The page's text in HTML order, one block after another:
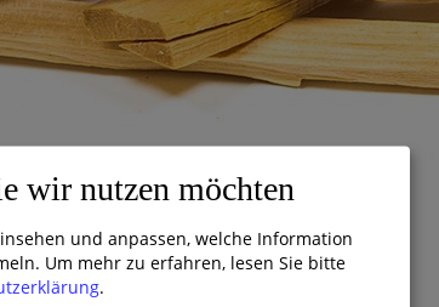
wir nutzen möchten
und anpassen, welche Information
Um mehr zu erfahren, lesen Sie bitte
.